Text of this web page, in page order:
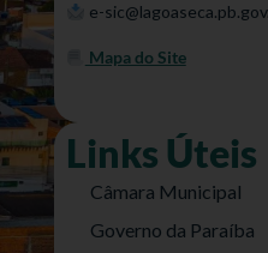
e-
Mapa do Site
Links Úteis
Câmara Municipal
Governo da Paraíba